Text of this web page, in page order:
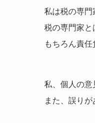
私は税の専門
税の専門家と
もちろん責
私、個人の意
また、誤りが